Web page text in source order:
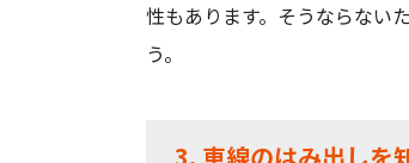
性もあります。そうならない
う。